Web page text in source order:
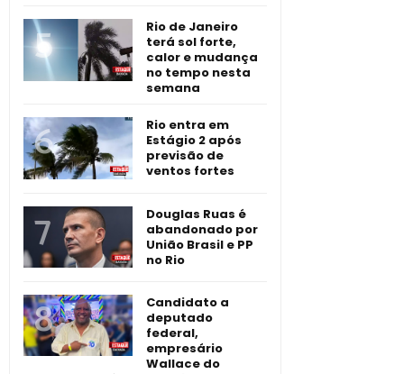
Rio de Janeiro
terá sol forte,
calor e mudança
no tempo nesta
semana
Rio entra em
Estágio 2 após
previsão de
ventos fortes
Douglas Ruas é
abandonado por
União Brasil e PP
no Rio
Candidato a
deputado
federal,
empresário
Wallace do